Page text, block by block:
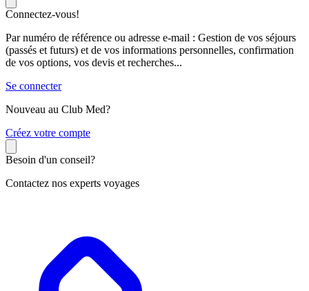
Connectez-vous!
Par numéro de référence ou adresse e-mail : Gestion de vos séjours
(passés et futurs) et de vos informations personnelles, confirmation
de vos options, vos devis et recherches...
Se connecter
Nouveau au Club Med?
Créez votre compte
Besoin d'un conseil?
Contactez nos experts voyages